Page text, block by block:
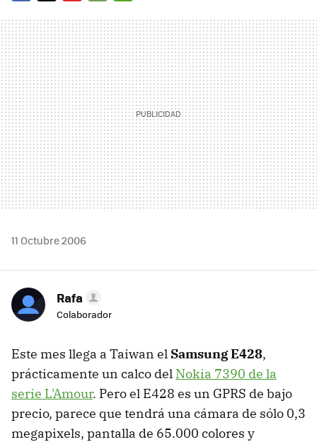
MAIL
11 Octubre 2006
Rafa
Colaborador
Este mes llega a Taiwan el Samsung E428,
prácticamente un calco del Nokia 7390 de la
serie L'Amour. Pero el E428 es un GPRS de bajo
precio, parece que tendrá una cámara de sólo 0,3
megapixels, pantalla de 65.000 colores y